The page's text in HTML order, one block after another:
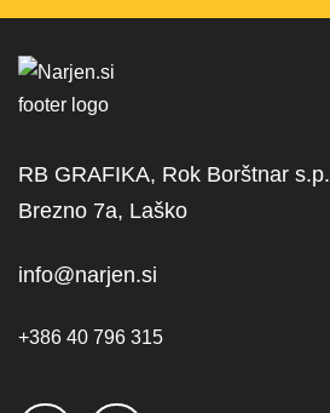
RB GRAFIKA, Rok Borštnar s.p.
Brezno 7a, Laško
info@narjen.si
+386 40 796 315